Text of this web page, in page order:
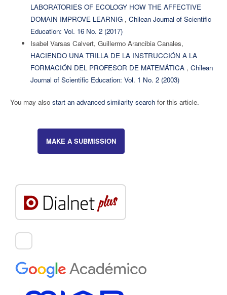
LABORATORIES OF ECOLOGY HOW THE AFFECTIVE
DOMAIN IMPROVE LEARNIG , Chilean Journal of Scientific
Education: Vol. 16 No. 2 (2017)
Isabel Varsas Calvert, Guillermo Arancibia Canales,
HACIENDO UNA TRILLA DE LA INSTRUCCIÓN A LA
FORMACIÓN DEL PROFESOR DE MATEMÁTICA , Chilean
Journal of Scientific Education: Vol. 1 No. 2 (2003)
You may also start an advanced similarity searchfor this article.
MAKE A SUBMISSION